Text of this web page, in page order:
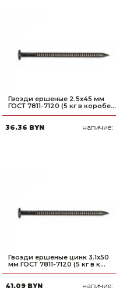
Гвозди ершеные 2.5х45 мм
ГОСТ 7811-7120 (5 кг в коробе...
36.36 BYN наличие:
Гвозди ершеные цинк 3.1х50
мм ГОСТ 7811-7120 (5 кг в к...
41.09 BYN наличие: